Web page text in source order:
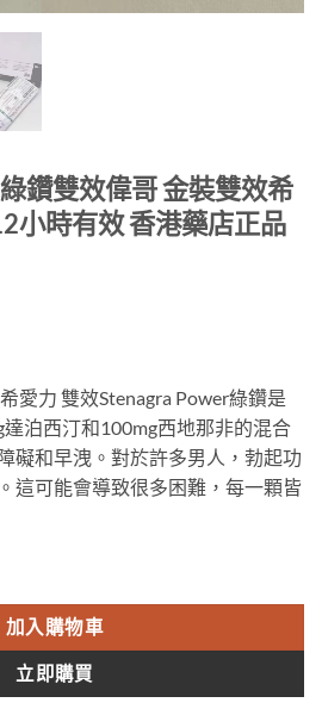
鑽雙效偉哥 金裝雙效希
小時有效 香港藥店正品
愛力 雙效Stenagra Power綠鑽是
泊西汀和100mg西地那非的混合
礙和早洩。對於許多男人，勃起功
這可能會導致很多困難，每一顆皆
加入購物車
立即購買